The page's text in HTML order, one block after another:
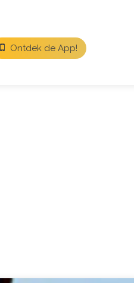
Ontdek de App!